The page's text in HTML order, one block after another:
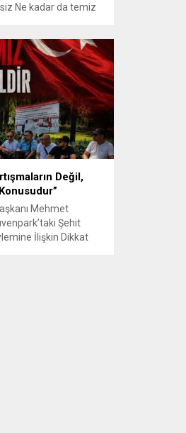
Ne kadar da temiz
Dünyayı
Sen Diye çırpınıp
inat Hayata
Değil,
Mehmet
Şehit
İlişkin Dikkat